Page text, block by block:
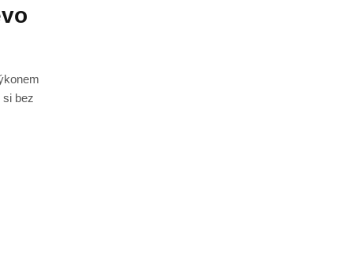
si bez